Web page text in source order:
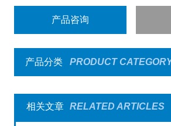
产品咨询
产品分类 PRODUCT
相关文章 RELATED ARTICLES